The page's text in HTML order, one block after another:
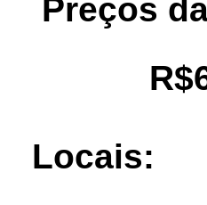
Preços
Locais: